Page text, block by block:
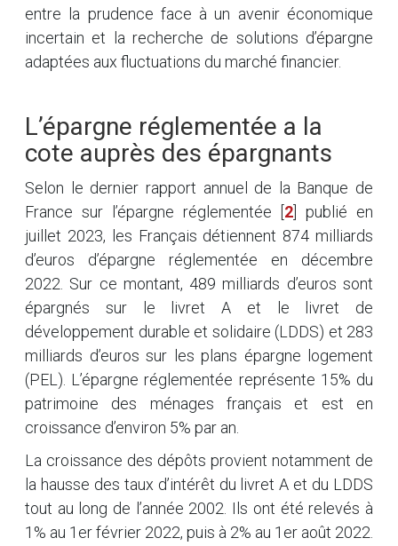
entre la prudence face à un avenir économique
incertain et la recherche de solutions d’épargne
adaptées aux fluctuations du marché financier.
L’épargne réglementée a la
cote auprès des épargnants
Selon le dernier rapport annuel de la Banque de
France sur l’épargne réglementée
2
publié en
juillet 2023, les Français détiennent 874 milliards
d’euros d’épargne réglementée en décembre
2022. Sur ce montant, 489 milliards d’euros sont
épargnés sur le livret A et le livret de
développement durable et solidaire (LDDS) et 283
milliards d’euros sur les plans épargne logement
(PEL). L’épargne réglementée représente 15% du
patrimoine des ménages français et est en
croissance d’environ 5% par an.
La croissance des dépôts provient notamment de
la hausse des taux d’intérêt du livret A et du LDDS
tout au long de l’année 2002. Ils ont été relevés à
1% au 1er février 2022, puis à 2% au 1er août 2022.